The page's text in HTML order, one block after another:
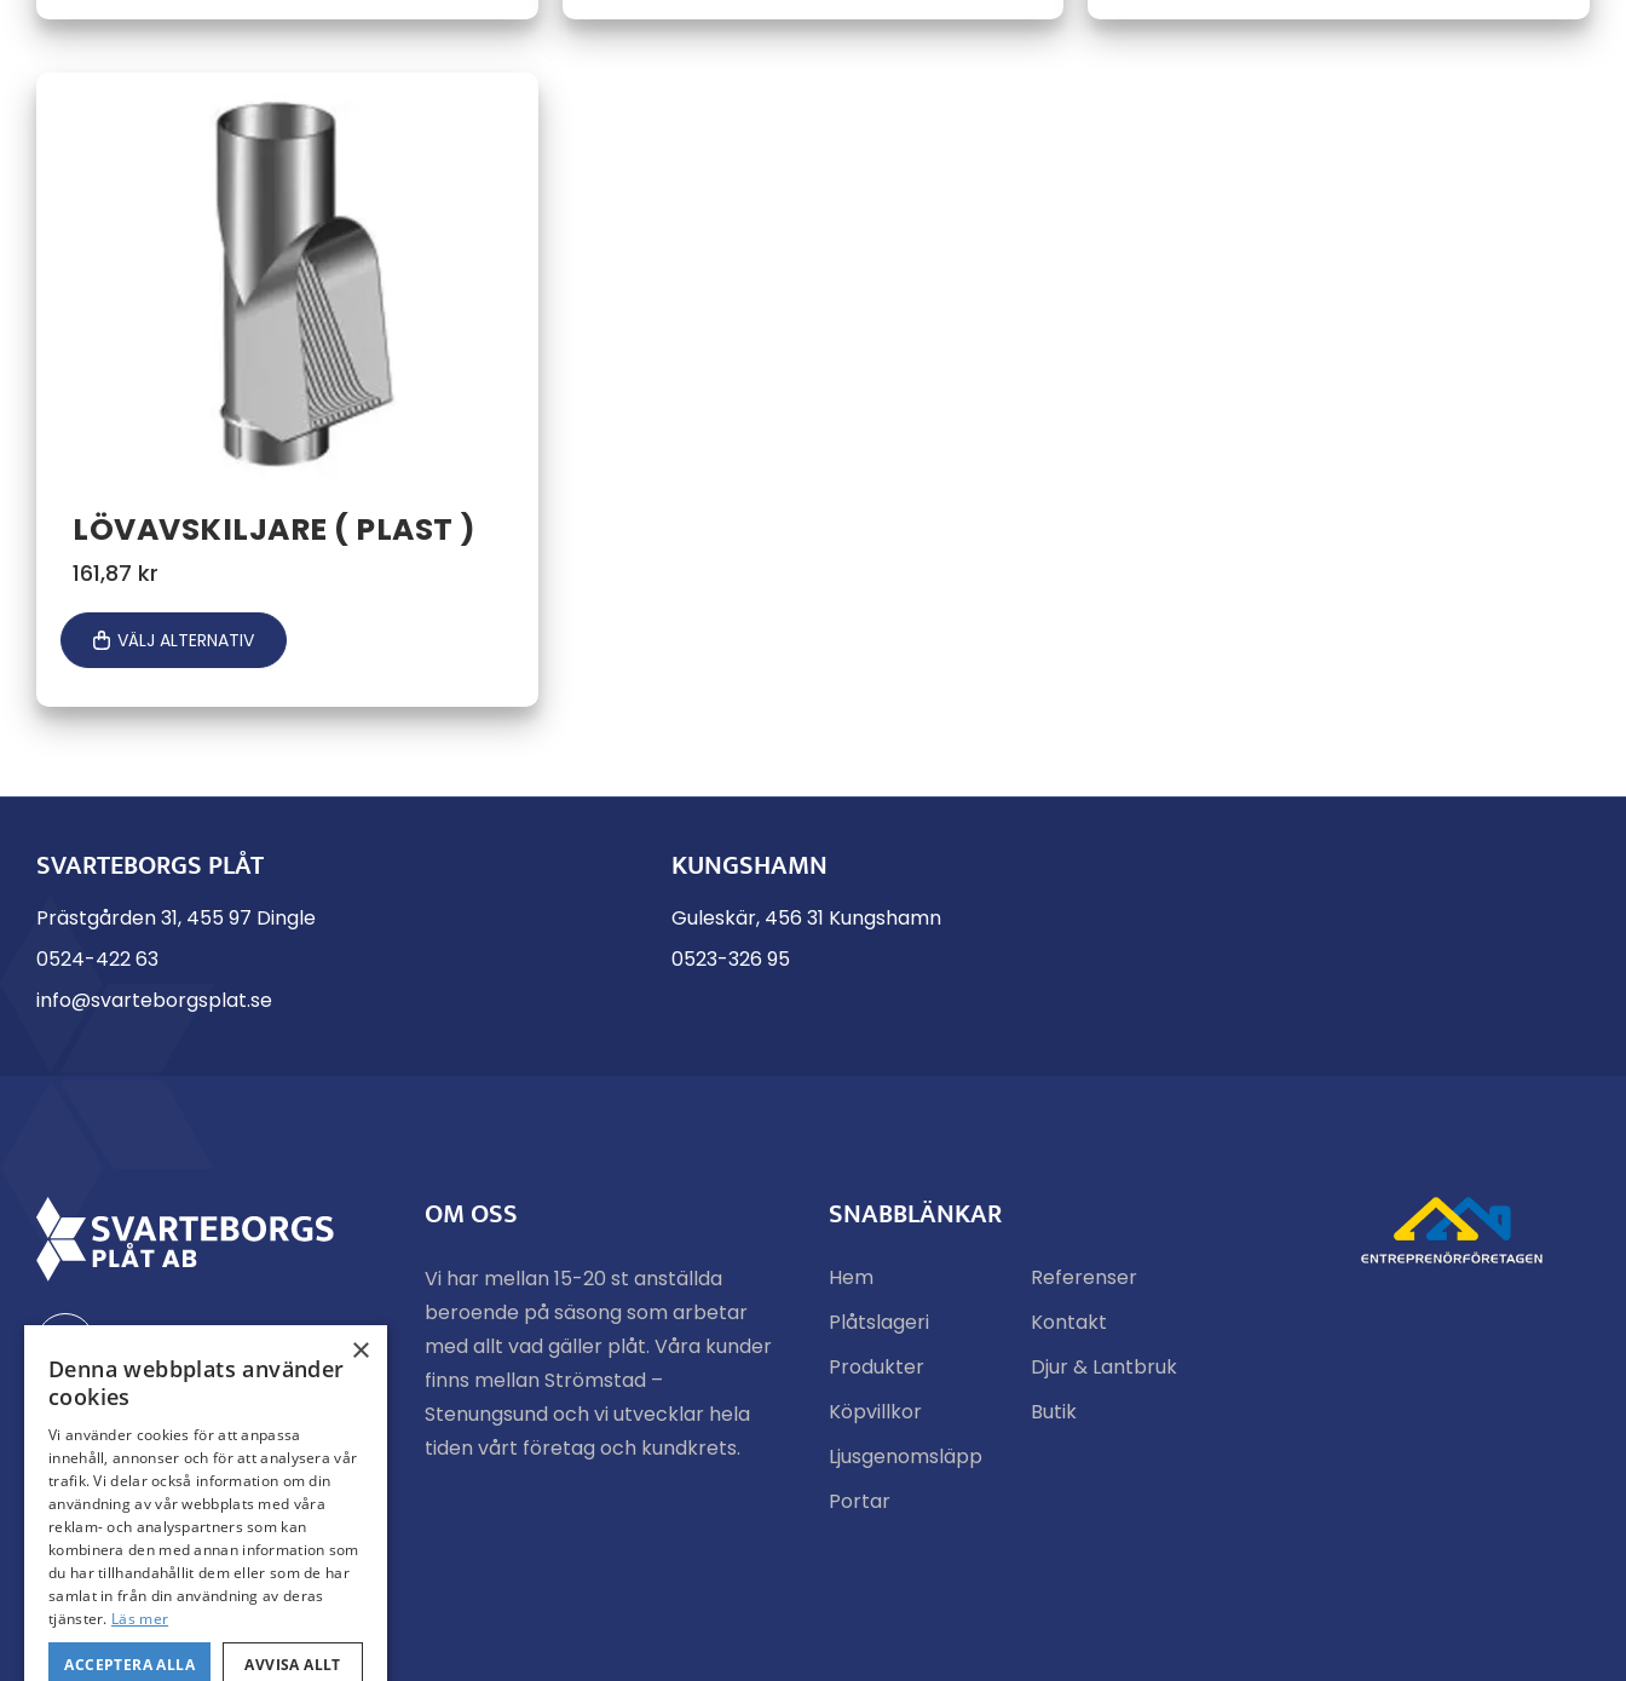
LÖVAVSKILJARE ( PLAST )
161,87 kr
VÄLJ ALTERNATIV
SVARTEBORGS PLÅT
Prästgården 31, 455 97 Dingle
0524-422 63
info@svarteborgsplat.se
KUNGSHAMN
Guleskär, 456 31 Kungshamn
0523-326 95
OM OSS
Vi har mellan 15-20 st anställda
beroende på säsong som arbetar
med allt vad gäller plåt. Våra kunder
finns mellan Strömstad –
Stenungsund och vi utvecklar hela
tiden vårt företag och kundkrets.
SNABBLÄNKAR
Hem
Referenser
Plåtslageri
Kontakt
Produkter
Djur & Lantbruk
Köpvillkor
Butik
Ljusgenomsläpp
Portar
×
Denna webbplats använder
cookies
Vi använder cookies för att anpassa
innehåll, annonser och för att analysera vår
trafik. Vi delar också information om din
användning av vår webbplats med våra
reklam- och analyspartners som kan
kombinera den med annan information som
du har tillhandahållit dem eller som de har
samlat in från din användning av deras
tjänster. Läs mer
ACCEPTERA ALLA AVVISA ALLT